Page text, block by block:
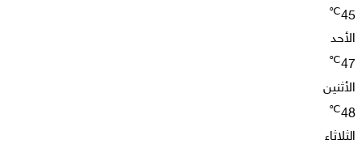
45
℃
الأحد
47
℃
الأثنين
48
℃
الثلاثاء